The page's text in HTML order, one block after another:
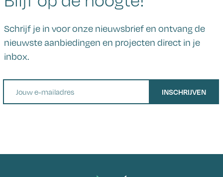
Schrijf je in voor onze nieuwsbrief en ontvang de
nieuwste aanbiedingen en projecten direct in je
inbox.
INSCHRIJVEN